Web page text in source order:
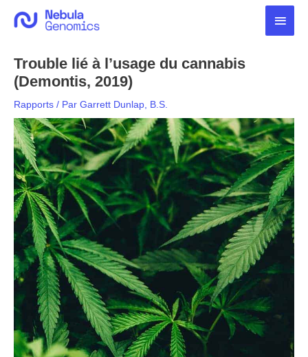
Trouble lié à l’usage du cannabis
(Demontis, 2019)
Rapports / Par Garrett Dunlap, B.S.